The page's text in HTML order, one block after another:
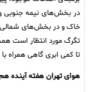
در بخش‌های نیمه جنوبی
خاک و در بخش‌های شمالی
تگرگ مورد انتظار است
تا کمی ابری گاهی همراه
هوای تهران هفته آینده